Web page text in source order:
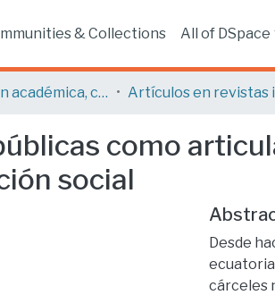
& Collections All of DSpace
Producción académica, científica y artística
como
social
Desde
cárceles